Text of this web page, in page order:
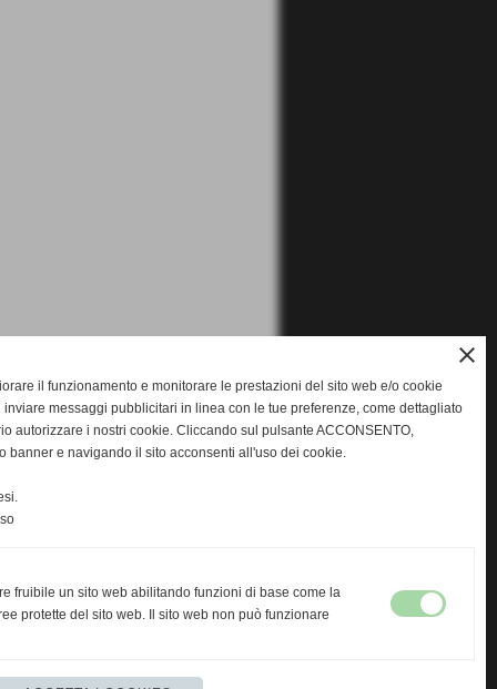
close
il funzionamento e monitorare le prestazioni del sito web e/o cookie
messaggi pubblicitari in linea con le tue preferenze, come dettagliato
autorizzare i nostri cookie. Cliccando sul pulsante ACCONSENTO,
banner e navigando il sito acconsenti all'uso dei cookie.
fruibile un sito web abilitando funzioni di base come la
protette del sito web. Il sito web non può funzionare